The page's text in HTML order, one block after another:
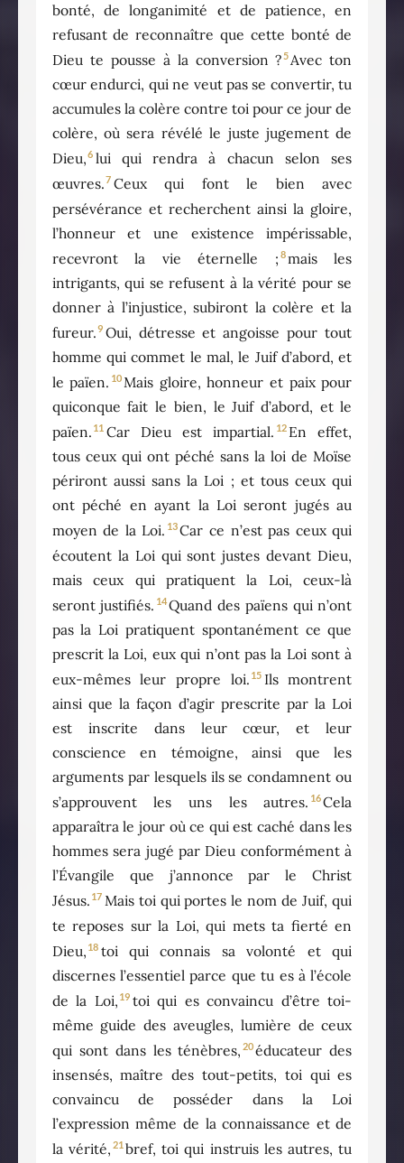
bonté, de longanimité et de patience, en
refusant de reconnaître que cette bonté de
Dieu te pousse à la conversion ?5Avec ton
cœur endurci, qui ne veut pas se convertir, tu
accumules la colère contre toi pour ce jour de
colère, où sera révélé le juste jugement de
Dieu,6 lui qui rendra à chacun selon ses
œuvres.7 Ceux qui font le bien avec
persévérance et recherchent ainsi la gloire,
l’honneur et une existence impérissable,
recevront la vie éternelle ; 8mais les
intrigants, qui se refusent à la vérité pour se
donner à l’injustice, subiront la colère et la
fureur.9 Oui, détresse et angoisse pour tout
homme qui commet le mal, le Juif d’abord, et
le païen. 10Mais gloire, honneur et paix pour
quiconque fait le bien, le Juif d’abord, et le
païen. 11 Car Dieu est impartial. 12 En effet,
tous ceux qui ont péché sans la loi de Moïse
périront aussi sans la Loi ; et tous ceux qui
ont péché en ayant la Loi seront jugés au
moyen de la Loi. 13Car ce n’est pas ceux qui
écoutent la Loi qui sont justes devant Dieu,
mais ceux qui pratiquent la Loi, ceux-là
seront justifiés. 14Quand des païens qui n’ont
pas la Loi pratiquent spontanément ce que
prescrit la Loi, eux qui n’ont pas la Loi sont à
eux-mêmes leur propre loi. 15 Ils montrent
ainsi que la façon d’agir prescrite par la Loi
est inscrite dans leur cœur, et leur
conscience en témoigne, ainsi que les
arguments par lesquels ils se condamnent ou
s’approuvent les uns les autres. 16Cela
apparaîtra le jour où ce qui est caché dans les
hommes sera jugé par Dieu conformément à
l’Évangile que j’annonce par le Christ
Jésus. 17 Mais toi qui portes le nom de Juif, qui
te reposes sur la Loi, qui mets ta fierté en
Dieu, 18 toi qui connais sa volonté et qui
discernes l’essentiel parce que tu es à l’école
de la Loi, 19 toi qui es convaincu d’être toi-
même guide des aveugles, lumière de ceux
qui sont dans les ténèbres, 20éducateur des
insensés, maître des tout-petits, toi qui es
convaincu de posséder dans la Loi
l’expression même de la connaissance et de
la vérité, 21 bref, toi qui instruis les autres, tu